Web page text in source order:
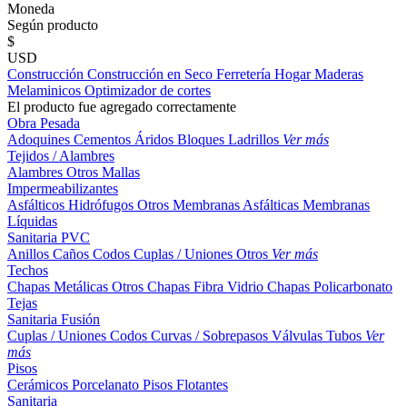
Moneda
Según producto
$
USD
Construcción Construcción en Seco Ferretería HogarMaderas
Melaminicos Optimizador de cortes
El producto fue agregado correctamente
Obra Pesada
Adoquines Cementos Áridos Bloques Ladrillos Ver más
Tejidos / Alambres
Alambres Otros Mallas
Impermeabilizantes
Asfálticos Hidrófugos Otros Membranas Asfálticas Membranas
Líquidas
Sanitaria PVC
Anillos Caños Codos Cuplas / Uniones Otros Ver más
Techos
Chapas Metálicas Otros Chapas Fibra Vidrio Chapas Policarbonato
Tejas
Sanitaria Fusión
Cuplas / Uniones Codos Curvas / Sobrepasos Válvulas Tubos Ver
más
Pisos
Cerámicos Porcelanato Pisos Flotantes
Sanitaria